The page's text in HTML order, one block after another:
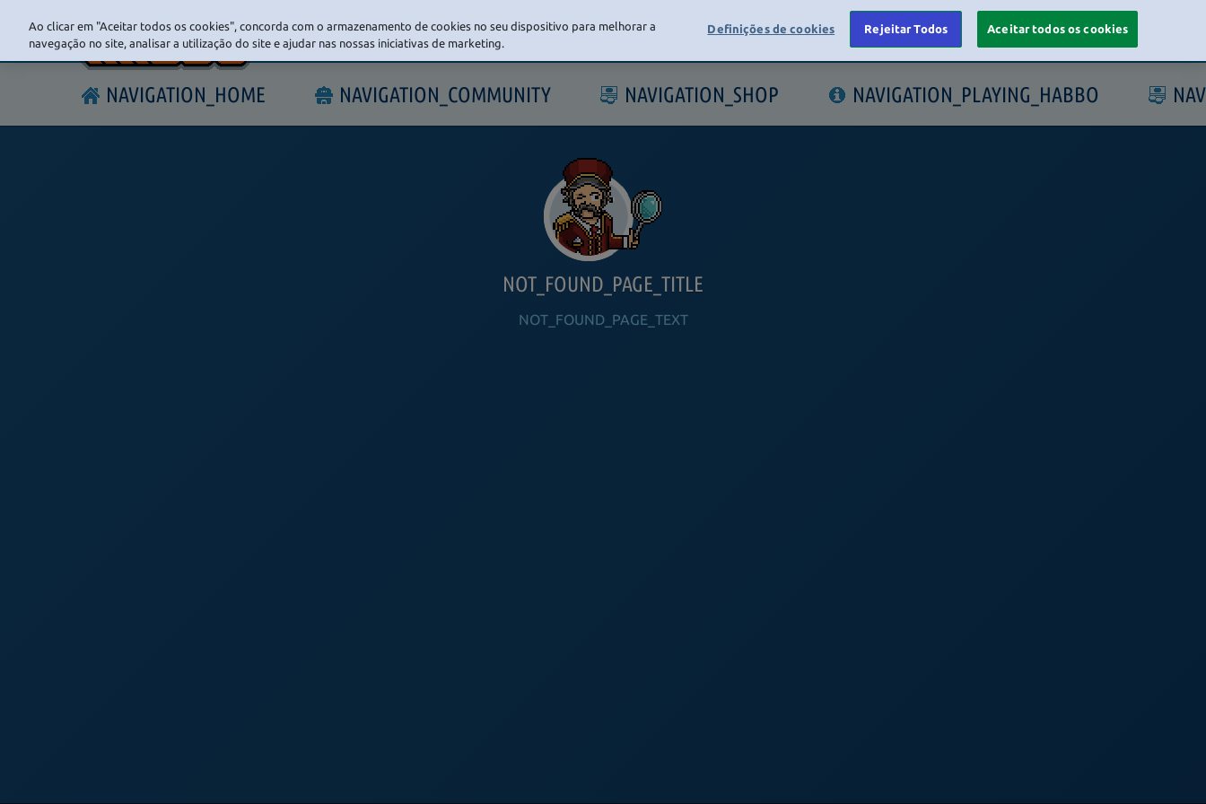
LOGIN
NAVIGATION_HOME NAVIGATION_COMMUNITY NAVIGATION_SHOP NAVIGATION_PLAYING_HABBO
NOT_FOUND_PAGE_TITLE
NOT_FOUND_PAGE_TEXT
Ao clicar em "Aceitar todos os cookies", concorda com o armazenamento de cookies no seu dispositivo para melhorar a
navegação no site, analisar a utilização do site e ajudar nas nossas iniciativas de marketing.
Definições de cookies Rejeitar Todos Aceitar todos os cookies